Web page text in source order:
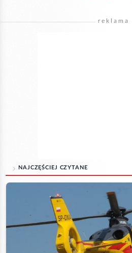
reklama
NAJCZĘŚCIEJ CZYTANE